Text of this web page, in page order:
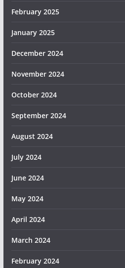
February 2025
January 2025
December 2024
November 2024
October 2024
September 2024
August 2024
July 2024
June 2024
May 2024
April 2024
March 2024
February 2024